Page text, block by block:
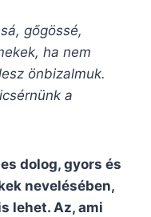
gőgössé,
ha nem
önbizalmuk.
a
dolog, gyors és
nevelésében,
lehet. Az, ami